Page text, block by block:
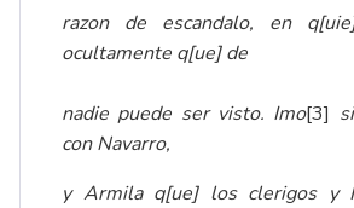
razon de escandalo, en
ocultamente q[ue] de
nadie puede ser visto. Imo[3]
con Navarro,
y Armila q[ue] los clerigos y